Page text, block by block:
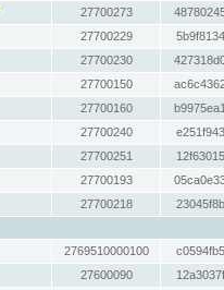
27700273
27700229
27700230
27700150
27700160
27700240
27700251
27700193
27700218
2769510000100
27600090